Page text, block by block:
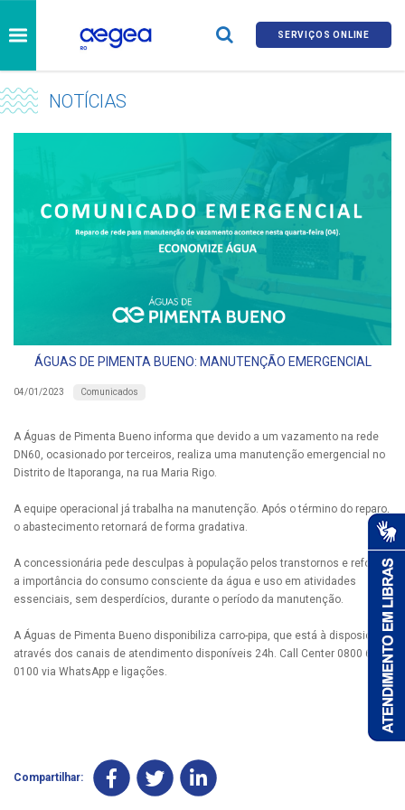
SERVIÇOS ONLINE
NOTÍCIAS
ÁGUAS DE PIMENTA BUENO: MANUTENÇÃO EMERGENCIAL
04/01/2023 Comunicados
A Águas de Pimenta Bueno informa que devido a um vazamento na rede
DN60, ocasionado por terceiros, realiza uma manutenção emergencial no
Distrito de Itaporanga, na rua Maria Rigo.
A equipe operacional já trabalha na manutenção. Após o término do reparo,
o abastecimento retornará de forma gradativa.
A concessionária pede desculpas à população pelos transtornos e reforça
a importância do consumo consciente da água e uso em atividades
essenciais, sem desperdícios, durante o período da manutenção.
A Águas de Pimenta Bueno disponibiliza carro-pipa, que está à disposição
através dos canais de atendimento disponíveis 24h. Call Center 0800 690
0100 via WhatsApp e ligações.
Compartilhar: